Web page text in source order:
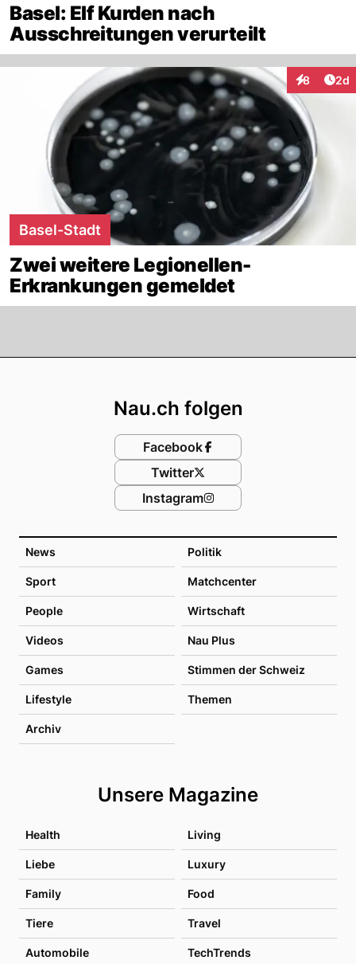
Basel: Elf Kurden nach
Ausschreitungen verurteilt
8 2d
Basel-Stadt
Zwei weitere Legionellen-
Erkrankungen gemeldet
News Politik
Sport Matchcenter
People Wirtschaft
Videos Nau Plus
Games Stimmen der Schweiz
Lifestyle Themen
Archiv
Unsere Magazine
Health Living
Liebe Luxury
Family Food
Tiere Travel
Automobile TechTrends
Nau.ch folgen
Facebook
Twitter
Instagram